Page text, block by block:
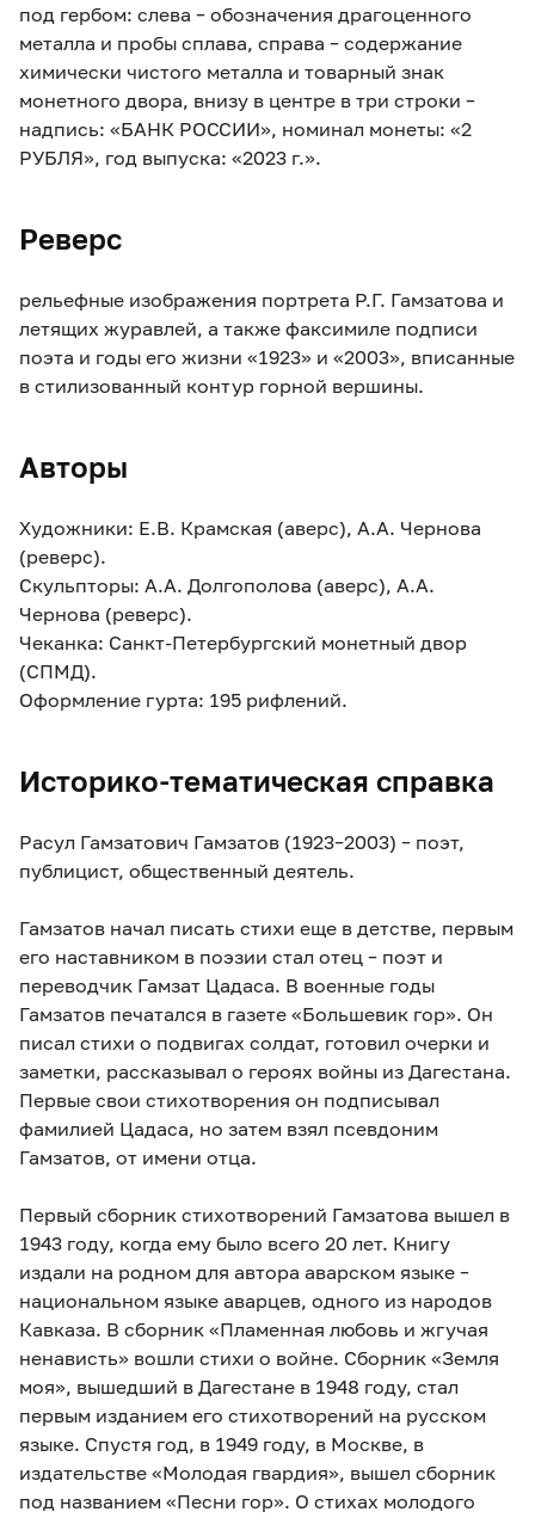
под гербом: слева – обозначения драгоценного
металла и пробы сплава, справа – содержание
химически чистого металла и товарный знак
монетного двора, внизу в центре в три строки –
надпись: «БАНК РОССИИ», номинал монеты: «2
РУБЛЯ», год выпуска: «2023 г.».
Реверс
рельефные изображения портрета Р.Г. Гамзатова и
летящих журавлей, а также факсимиле подписи
поэта и годы его жизни «1923» и «2003», вписанные
в стилизованный контур горной вершины.
Авторы
Художники: Е.В. Крамская (аверс), А.А. Чернова
(реверс).
Скульпторы: А.А. Долгополова (аверс), А.А.
Чернова (реверс).
Чеканка: Санкт-Петербургский монетный двор
(СПМД).
Оформление гурта: 195 рифлений.
Историко-тематическая справка
Расул Гамзатович Гамзатов (1923–2003) – поэт,
публицист, общественный деятель.
Гамзатов начал писать стихи еще в детстве, первым
его наставником в поэзии стал отец – поэт и
переводчик Гамзат Цадаса. В военные годы
Гамзатов печатался в газете «Большевик гор». Он
писал стихи о подвигах солдат, готовил очерки и
заметки, рассказывал о героях войны из Дагестана.
Первые свои стихотворения он подписывал
фамилией Цадаса, но затем взял псевдоним
Гамзатов, от имени отца.
Первый сборник стихотворений Гамзатова вышел в
1943 году, когда ему было всего 20 лет. Книгу
издали на родном для автора аварском языке –
национальном языке аварцев, одного из народов
Кавказа. В сборник «Пламенная любовь и жгучая
ненависть» вошли стихи о войне. Сборник «Земля
моя», вышедший в Дагестане в 1948 году, стал
первым изданием его стихотворений на русском
языке. Спустя год, в 1949 году, в Москве, в
издательстве «Молодая гвардия», вышел сборник
под названием «Песни гор». О стихах молодого